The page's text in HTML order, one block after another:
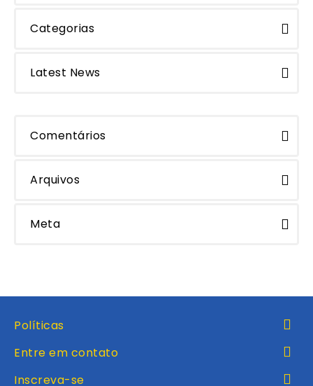
Categorias
Latest News
Comentários
Arquivos
Meta
Políticas
Entre em contato
Inscreva-se